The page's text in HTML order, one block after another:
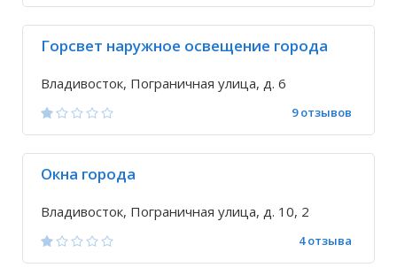
Горсвет наружное освещение города
Владивосток, Пограничная улица, д. 6
9 отзывов
Окна города
Владивосток, Пограничная улица, д. 10, 2
4 отзыва